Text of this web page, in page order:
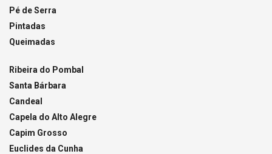
Pé de Serra
Pintadas
Queimadas
Ribeira do Pombal
Santa Bárbara
Candeal
Capela do Alto Alegre
Capim Grosso
Euclides da Cunha